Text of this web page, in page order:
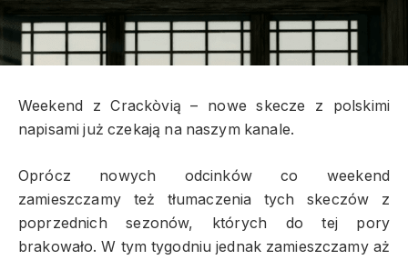
Weekend z Crackòvią – nowe skecze z polskimi
napisami już czekają na naszym kanale.
Oprócz nowych odcinków co weekend
zamieszczamy też tłumaczenia tych skeczów z
poprzednich sezonów, których do tej pory
brakowało. W tym tygodniu jednak zamieszczamy aż